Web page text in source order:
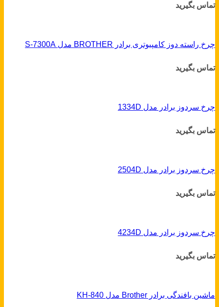
تماس بگیرید
چرخ راسته دوز کامپیوتری برادر BROTHER مدل S-7300A
تماس بگیرید
چرخ سردوز برادر مدل 1334D
تماس بگیرید
چرخ سردوز برادر مدل 2504D
تماس بگیرید
چرخ سردوز برادر مدل 4234D
تماس بگیرید
ماشین بافندگی برادر Brother مدل KH-840